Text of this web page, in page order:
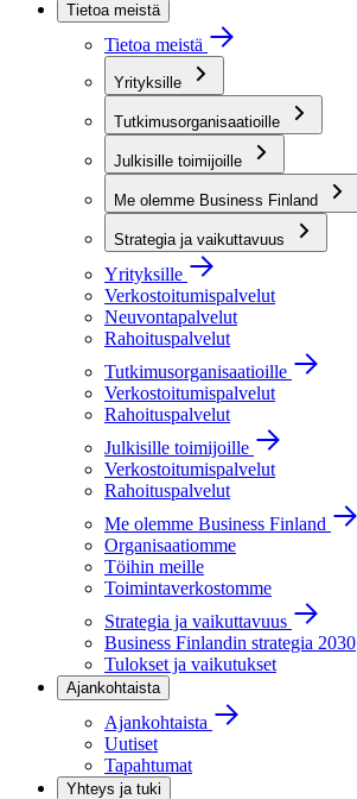
Tietoa meistä
Tietoa meistä
Yrityksille
Tutkimusorganisaatioille
Julkisille toimijoille
Me olemme Business Finland
Strategia ja vaikuttavuus
Yrityksille
Verkostoitumispalvelut
Neuvontapalvelut
Rahoituspalvelut
Tutkimusorganisaatioille
Verkostoitumispalvelut
Rahoituspalvelut
Julkisille toimijoille
Verkostoitumispalvelut
Rahoituspalvelut
Me olemme Business Finland
Organisaatiomme
Töihin meille
Toimintaverkostomme
Strategia ja vaikuttavuus
Business Finlandin strategia 2030
Tulokset ja vaikutukset
Ajankohtaista
Ajankohtaista
Uutiset
Tapahtumat
Yhteys ja tuki